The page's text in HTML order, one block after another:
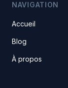
NAVIGATION
Accueil
Blog
À propos